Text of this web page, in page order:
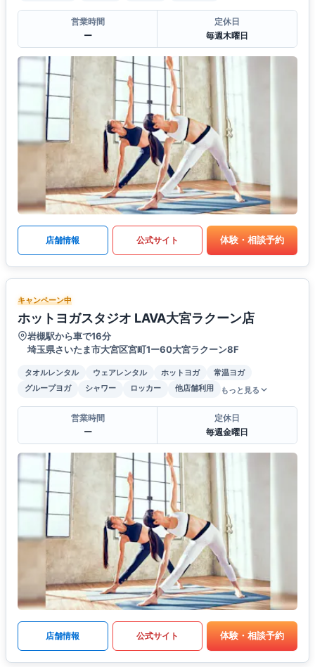
営業時間
ー
定休日
毎週木曜日
店舗情報 公式サイト 体験・相談予約
キャンペーン中
ホットヨガスタジオ LAVA大宮ラクーン店
岩槻駅から車で16分
埼玉県さいたま市大宮区宮町1ー60大宮ラクーン8F
タオルレンタル ウェアレンタル ホットヨガ
常温ヨガ
グループヨガ
シャワー ロッカー 他店舗利用 もっと見る
営業時間
ー
定休日
毎週金曜日
店舗情報 公式サイト 体験・相談予約